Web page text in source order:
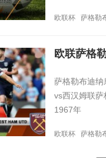
欧联杯 萨格勒
欧联萨格
萨格勒布迪
vs西汉姆联萨
1967年
欧联杯 萨格勒